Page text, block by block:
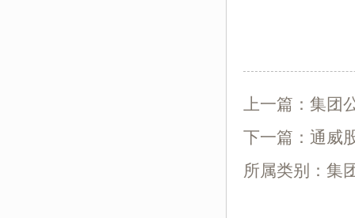
上一篇： 集团
下一篇： 通威
所属类别：集